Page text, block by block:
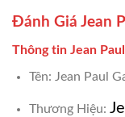
Đánh Giá Jean
Thông tin Jean
Tên: Jean Paul
Thương Hiệu: